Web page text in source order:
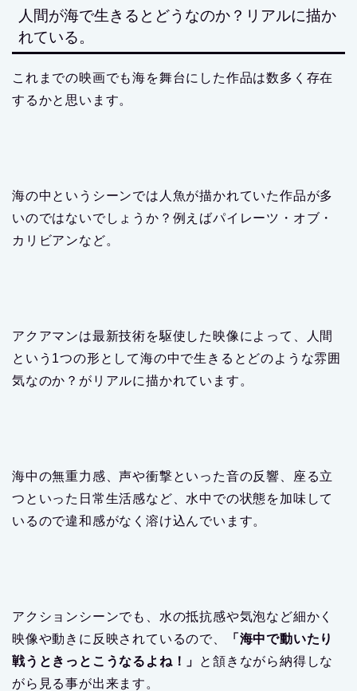
人間が海で生きるとどうなのか？リアルに描か
れている。
これまでの映画でも海を舞台にした作品は数多く存在
するかと思います。
海の中というシーンでは人魚が描かれていた作品が多
いのではないでしょうか？例えばパイレーツ・オブ・
カリビアンなど。
アクアマンは最新技術を駆使した映像によって、人間
という 1つの形として海の中で生きるとどのような雰囲
気なのか？がリアルに描かれています。
海中の無重力感、声や衝撃といった音の反響、座る立
つといった日常生活感など、水中での状態を加味して
いるので違和感がなく溶け込んでいます。
アクションシーンでも、水の抵抗感や気泡など細かく
映像や動きに反映されているので、
「海中で動いたり
戦うときっとこうなるよね！」
と頷きながら納得しな
がら見る事が出来ます。